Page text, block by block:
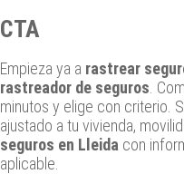
CTA
Empieza ya a rastrear
rastreador de seguros .
minutos y elige con criterio.
ajustado a tu vivienda,
seguros en Lleida con
aplicable.